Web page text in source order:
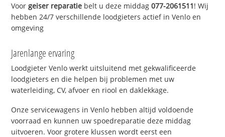
Voorgeiser reparatie belt u deze middag077-2061511! Wij
hebben 24/7 verschillende loodgieters actief in Venlo en
omgeving
Jarenlange ervaring
Loodgieter Venlo werkt uitsluitend met gekwalificeerde
loodgieters en die helpen bij problemen met uw
waterleiding, CV, afvoer en riool en daklekkage.
Onze servicewagens in Venlo hebben altijd voldoende
voorraad en kunnen uw spoedreparatie deze middag
uitvoeren. Voor grotere klussen wordt eerst een